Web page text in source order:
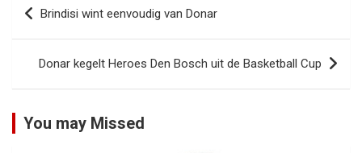
navigatie
Brindisi wint eenvoudig van Donar
Donar kegelt Heroes Den Bosch uit de Basketball Cup
You may Missed